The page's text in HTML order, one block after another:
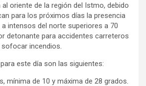
oriente de la región del Istmo, debido
para los próximos días la presencia
intensos del norte superiores a 70
detonante para accidentes carreteros
incendios.
este día son las siguientes:
mínima de 10 y máxima de 28 grados.